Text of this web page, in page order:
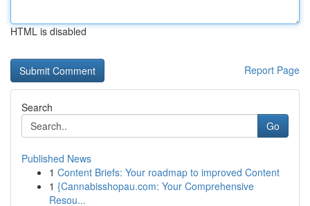
HTML is disabled
Report Page
Search
Go
Published News
1 Content Briefs: Your roadmap to improved Content
1 {Cannabisshopau.com: Your Comprehensive
Resou...